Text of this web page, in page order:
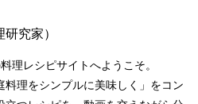
研究家）
理レシピサイトへようこそ。
料理をシンプルに美味しく」をコン